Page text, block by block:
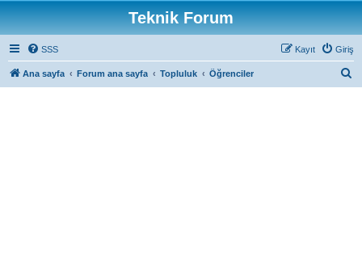
Teknik Forum
SSS Giriş
Kayıt
Ana sayfa Forum ana sayfa Topluluk Öğrenciler